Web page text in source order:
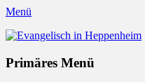
Menü
Evangelisch in Heppenheim
Primäres Menü